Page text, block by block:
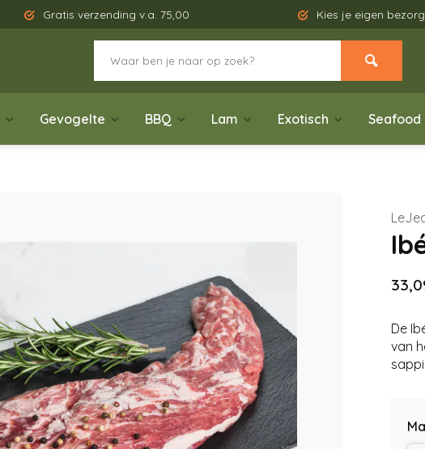
Gratis verzending v.a. 75,00 Kies je eigen
Gevogelte BBQ Lam Exotisch Seafood
De
van